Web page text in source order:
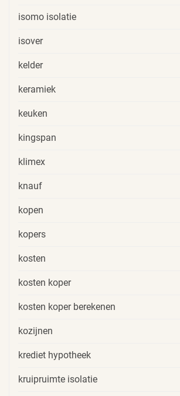
isomo isolatie
isover
kelder
keramiek
keuken
kingspan
klimex
knauf
kopen
kopers
kosten
kosten koper
kosten koper berekenen
kozijnen
krediet hypotheek
kruipruimte isolatie